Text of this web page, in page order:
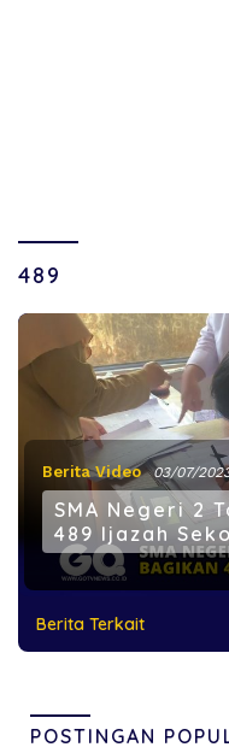
489
Berita Video 03/07/
SMA Negeri 2
489 Ijazah
Berita Terkait
POSTINGAN